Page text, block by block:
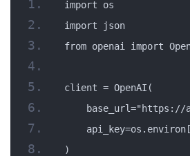
import os
import json
from openai import
client = OpenAI(
base_url="https://
)